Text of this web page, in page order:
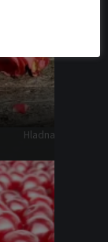
Hladna predjela